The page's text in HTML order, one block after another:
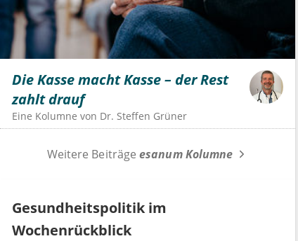
Die Kasse macht Kasse – der Rest
zahlt drauf
Eine Kolumne von Dr. Steffen Grüner
Weitere Beiträgeesanum Kolumne
Gesundheitspolitik im
Wochenrückblick